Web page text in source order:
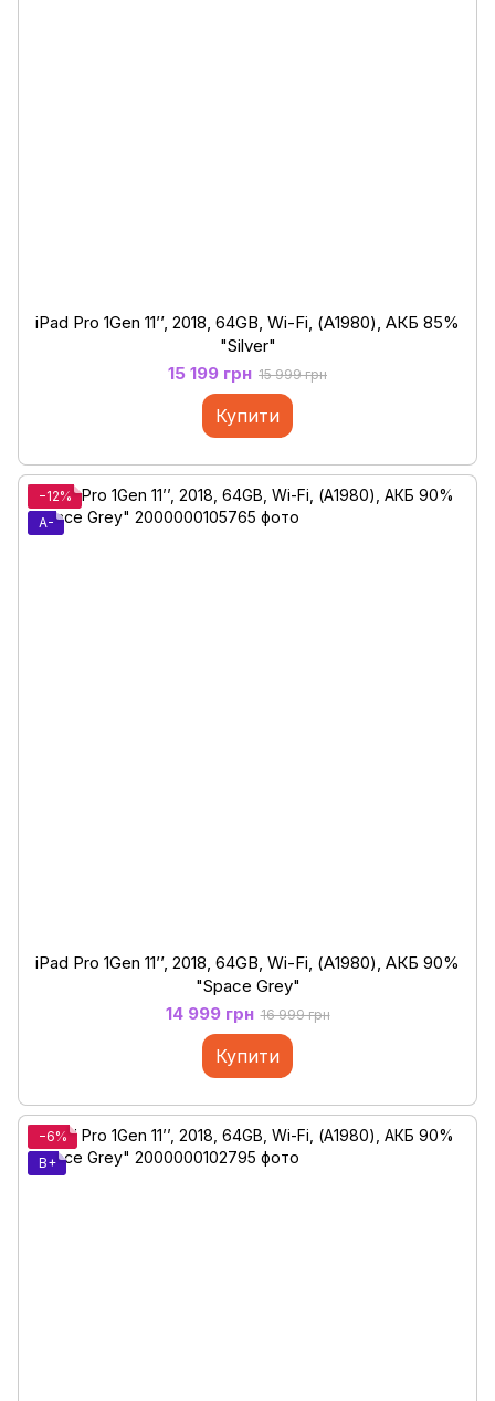
iPad Pro 1Gen 11’’, 2018, 64GB, Wi-Fi, (А1980), АКБ 85%
"Silver"
15 199 грн 15 999 грн
Купити
−12%
A-
iPad Pro 1Gen 11’’, 2018, 64GB, Wi-Fi, (А1980), АКБ 90%
"Space Grey"
14 999 грн 16 999 грн
Купити
−6%
B+